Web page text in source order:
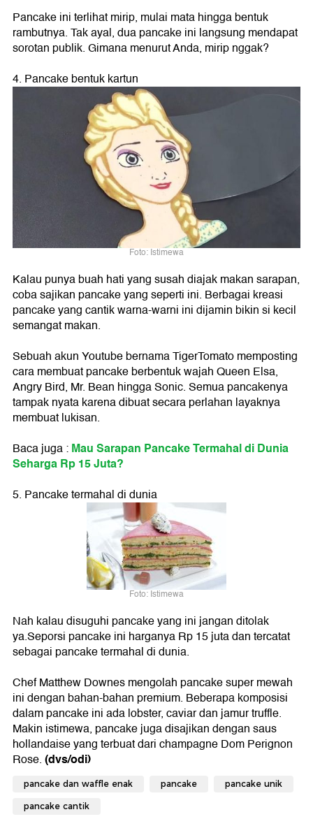
Pancake ini terlihat mirip, mulai mata hingga bentuk
rambutnya. Tak ayal, dua pancake ini langsung mendapat
sorotan publik. Gimana menurut Anda, mirip nggak?
4. Pancake bentuk kartun
Foto: Istimewa
Kalau punya buah hati yang susah diajak makan sarapan,
coba sajikan pancake yang seperti ini. Berbagai kreasi
pancake yang cantik warna-warni ini dijamin bikin si kecil
semangat makan.
Sebuah akun Youtube bernama TigerTomato memposting
cara membuat pancake berbentuk wajah Queen Elsa,
Angry Bird, Mr. Bean hingga Sonic. Semua pancakenya
tampak nyata karena dibuat secara perlahan layaknya
membuat lukisan.
Baca juga :Mau Sarapan Pancake Termahal di Dunia
Seharga Rp 15 Juta?
5. Pancake termahal di dunia
Foto: Istimewa
Nah kalau disuguhi pancake yang ini jangan ditolak
ya.Seporsi pancake ini harganya Rp 15 juta dan tercatat
sebagai pancake termahal di dunia.
Chef Matthew Downes mengolah pancake super mewah
ini dengan bahan-bahan premium. Beberapa komposisi
dalam pancake ini ada lobster, caviar dan jamur truffle.
Makin istimewa, pancake juga disajikan dengan saus
hollandaise yang terbuat dari champagne Dom Perignon
Rose.(dvs/odi)
pancake dan waffle enak pancake pancake unik
pancake cantik